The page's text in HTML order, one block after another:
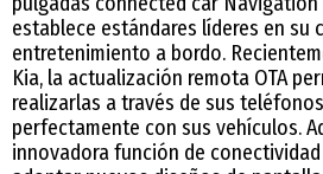
establece estándares líderes en su
entretenimiento a bordo.
Kia, la actualización remota OTA
realizarlas a través de sus
perfectamente con sus vehículos.
innovadora función de